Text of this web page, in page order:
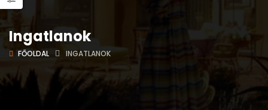
Ingatlanok
FŐOLDAL INGATLANOK